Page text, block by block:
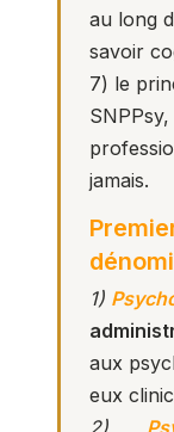
au long
savoir
7) le
jamais.
1)
aux
eux
2)